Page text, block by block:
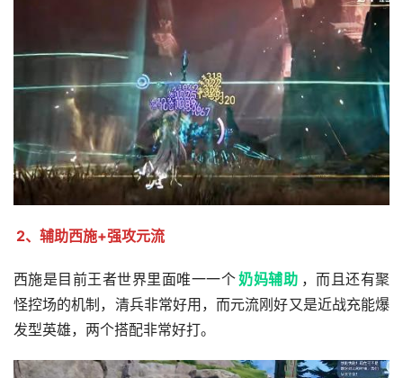
2、辅助西施+强攻元流
西施是目前王者世界里面唯一一个奶妈辅助 ，而且还有聚
怪控场的机制，清兵非常好用，而元流刚好又是近战充能爆
发型英雄，两个搭配非常好打。